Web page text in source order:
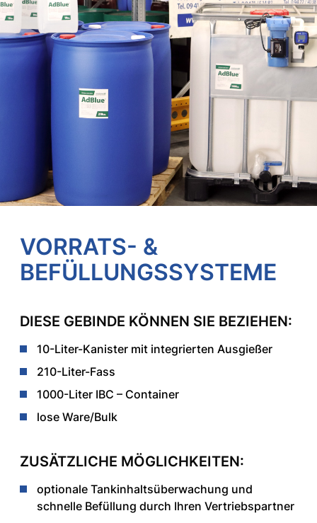
VORRATS- &
BEFÜLLUNGSSYSTEME
DIESE GEBINDE KÖNNEN SIE BEZIEHEN:
10-Liter-Kanister mit integrierten Ausgießer
210-Liter-Fass
1000-Liter IBC – Container
lose Ware/Bulk
ZUSÄTZLICHE MÖGLICHKEITEN:
optionale Tankinhaltsüberwachung und
schnelle Befüllung durch Ihren Vertriebspartner